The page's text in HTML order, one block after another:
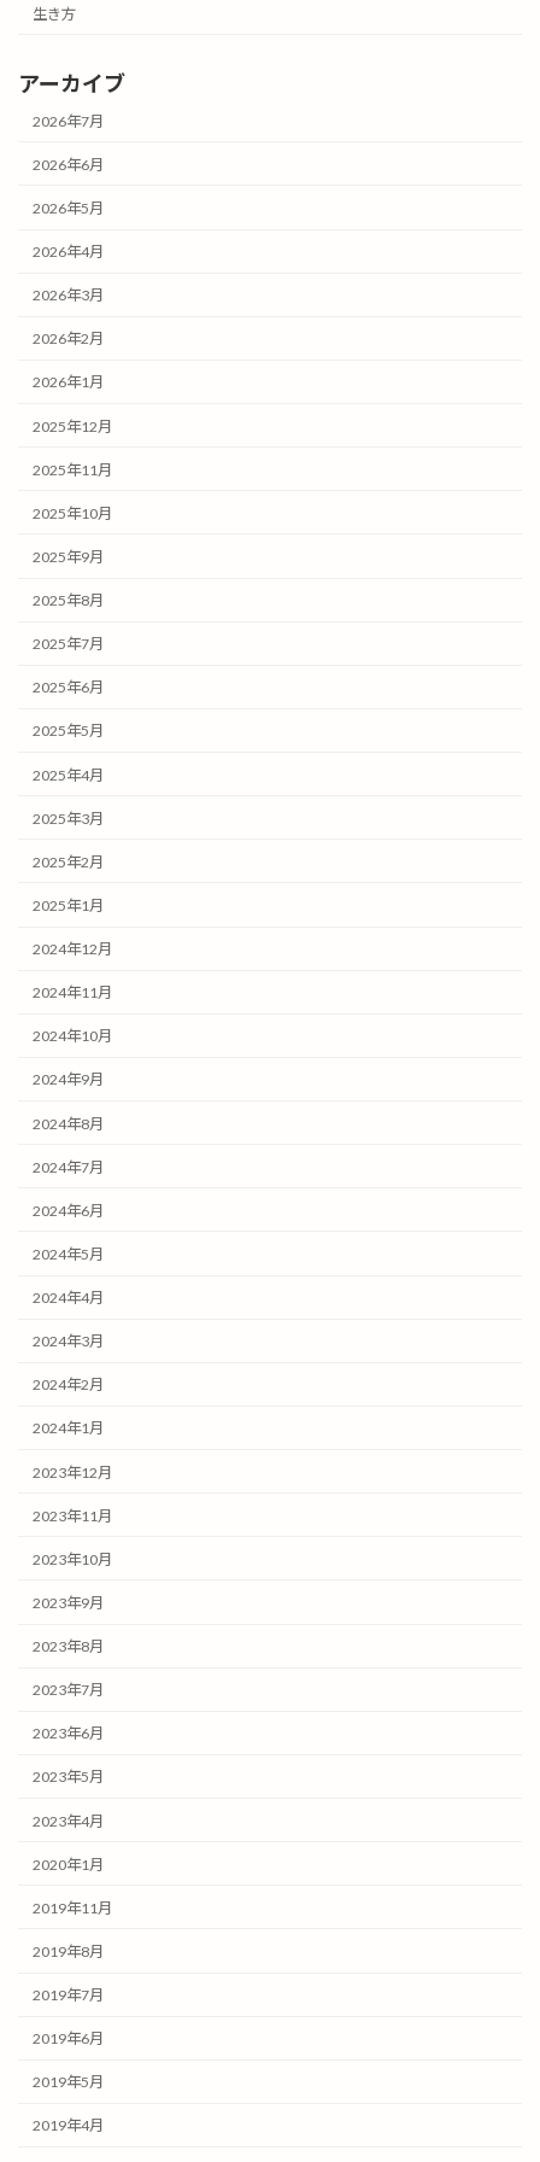
生き方
アーカイブ
2026年7月
2026年6月
2026年5月
2026年4月
2026年3月
2026年2月
2026年1月
2025年12月
2025年11月
2025年10月
2025年9月
2025年8月
2025年7月
2025年6月
2025年5月
2025年4月
2025年3月
2025年2月
2025年1月
2024年12月
2024年11月
2024年10月
2024年9月
2024年8月
2024年7月
2024年6月
2024年5月
2024年4月
2024年3月
2024年2月
2024年1月
2023年12月
2023年11月
2023年10月
2023年9月
2023年8月
2023年7月
2023年6月
2023年5月
2023年4月
2020年1月
2019年11月
2019年8月
2019年7月
2019年6月
2019年5月
2019年4月